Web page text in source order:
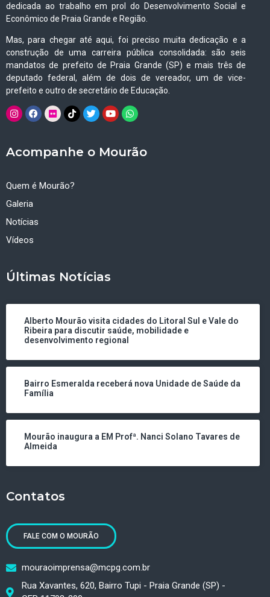
dedicada ao trabalho em prol do Desenvolvimento Social e
Econômico de Praia Grande e Região.
Mas, para chegar até aqui, foi preciso muita dedicação e a
construção de uma carreira pública consolidada: são seis
mandatos de prefeito de Praia Grande (SP) e mais três de
deputado federal, além de dois de vereador, um de vice-
prefeito e outro de secretário de Educação.
Acompanhe o Mourão
Quem é Mourão?
Galeria
Notícias
Vídeos
Últimas Notícias
Alberto Mourão visita cidades do Litoral Sul e Vale do
Ribeira para discutir saúde, mobilidade e
desenvolvimento regional
Bairro Esmeralda receberá nova Unidade de Saúde da
Família
Mourão inaugura a EM Profª. Nanci Solano Tavares de
Almeida
Contatos
FALE COM O MOURÃO
mouraoimprensa@mcpg.com.br
Rua Xavantes, 620, Bairro Tupi - Praia Grande (SP) -